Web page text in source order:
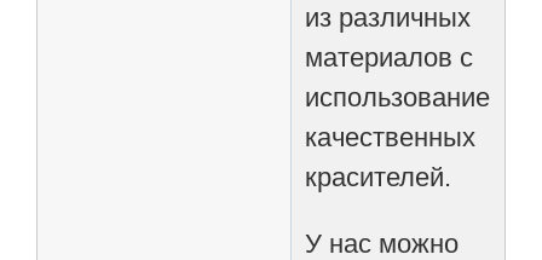
из различных
материалов с
использованием
качественных
красителей.
У нас можно